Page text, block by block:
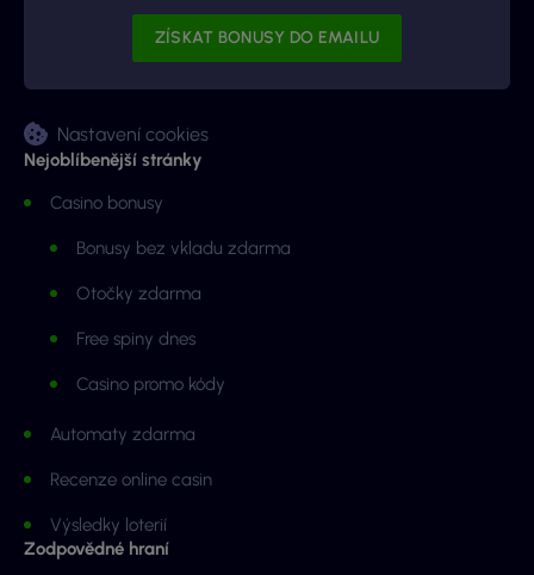
Nastavení cookies
Nejoblíbenější stránky
Casino bonusy
Bonusy bez vkladu zdarma
Otočky zdarma
Free spiny dnes
Casino promo kódy
Automaty zdarma
Recenze online casin
Výsledky loterií
Zodpovědné hraní